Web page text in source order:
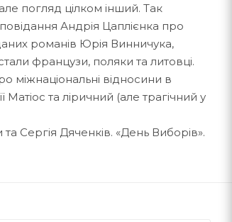
погляд цілком інший. Так
Андрія Цаплієнка про
романів Юрія Винничука,
французи, поляки та литовці.
відносини в
та ліричний (але трагічний у
Сергія Дяченків. «День Виборів».